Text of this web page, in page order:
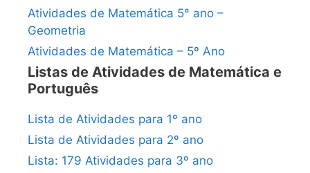
Atividades de Matemática 5° ano –
Geometria
Atividades de Matemática – 5º Ano
Listas de Atividades de Matemática e
Português
Lista de Atividades para 1º ano
Lista de Atividades para 2º ano
Lista: 179 Atividades para 3º ano